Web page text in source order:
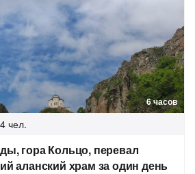
6 часов
чел.
гора Кольцо, перевал
аланский храм за один день